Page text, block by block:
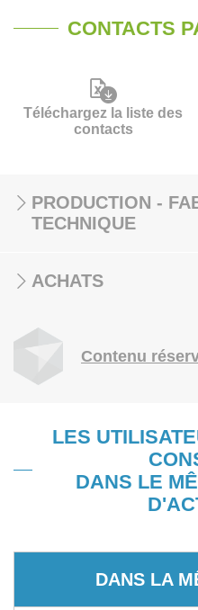
CONTACTS
Téléchargez la liste des
contacts
PRODUCTION -
TECHNIQUE
ACHATS
Contenu
LES
DANS LE
DANS LA